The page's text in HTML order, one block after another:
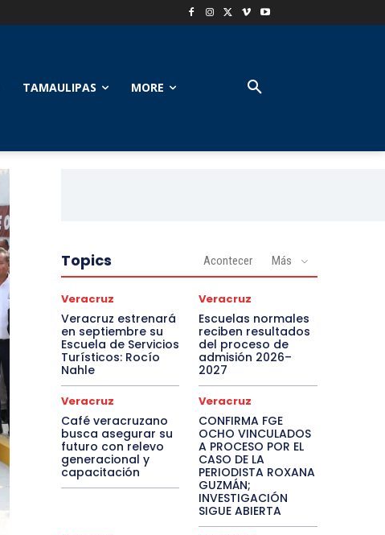
TAMAULIPAS MORE
Topics Acontecer Más
Veracruz
Veracruz estrenará
en septiembre su
Escuela de Servicios
Turísticos: Rocío
Nahle
Veracruz
Escuelas normales
reciben resultados
del proceso de
admisión 2026–
2027
Veracruz
Café veracruzano
busca asegurar su
futuro con relevo
generacional y
capacitación
Veracruz
CONFIRMA FGE
OCHO VINCULADOS
A PROCESO POR EL
CASO DE LA
PERIODISTA ROXANA
GUZMÁN;
INVESTIGACIÓN
SIGUE ABIERTA